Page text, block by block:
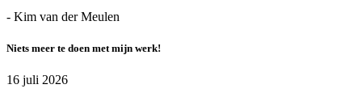
- Kim van der Meulen
Niets meer te doen met mijn werk!
16 juli 2026